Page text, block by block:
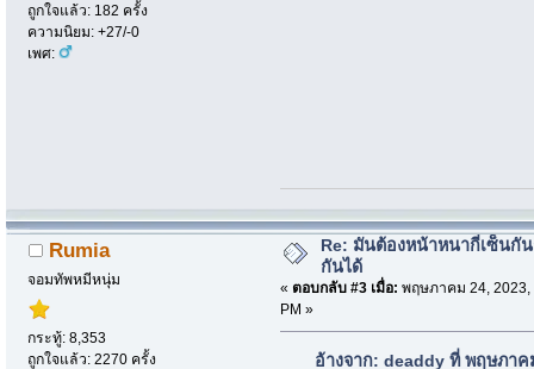
ถูกใจแล้ว: 182 ครั้ง
ความนิยม: +27/-0
เพศ:
Rumia
จอมทัพหมีหนุ่ม
กระทู้: 8,353
ถูกใจแล้ว: 2270 ครั้ง
Re: มันต้องหน้าหนากี่เซ็นกั
กันได้
« ตอบกลับ #3 เมื่อ: พฤษภาคม 24, 2023,
PM »
อ้างจาก: deaddy ที่ พฤษภาค